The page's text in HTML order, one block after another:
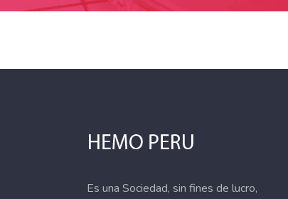
Es una Sociedad, sin fines de lucro,